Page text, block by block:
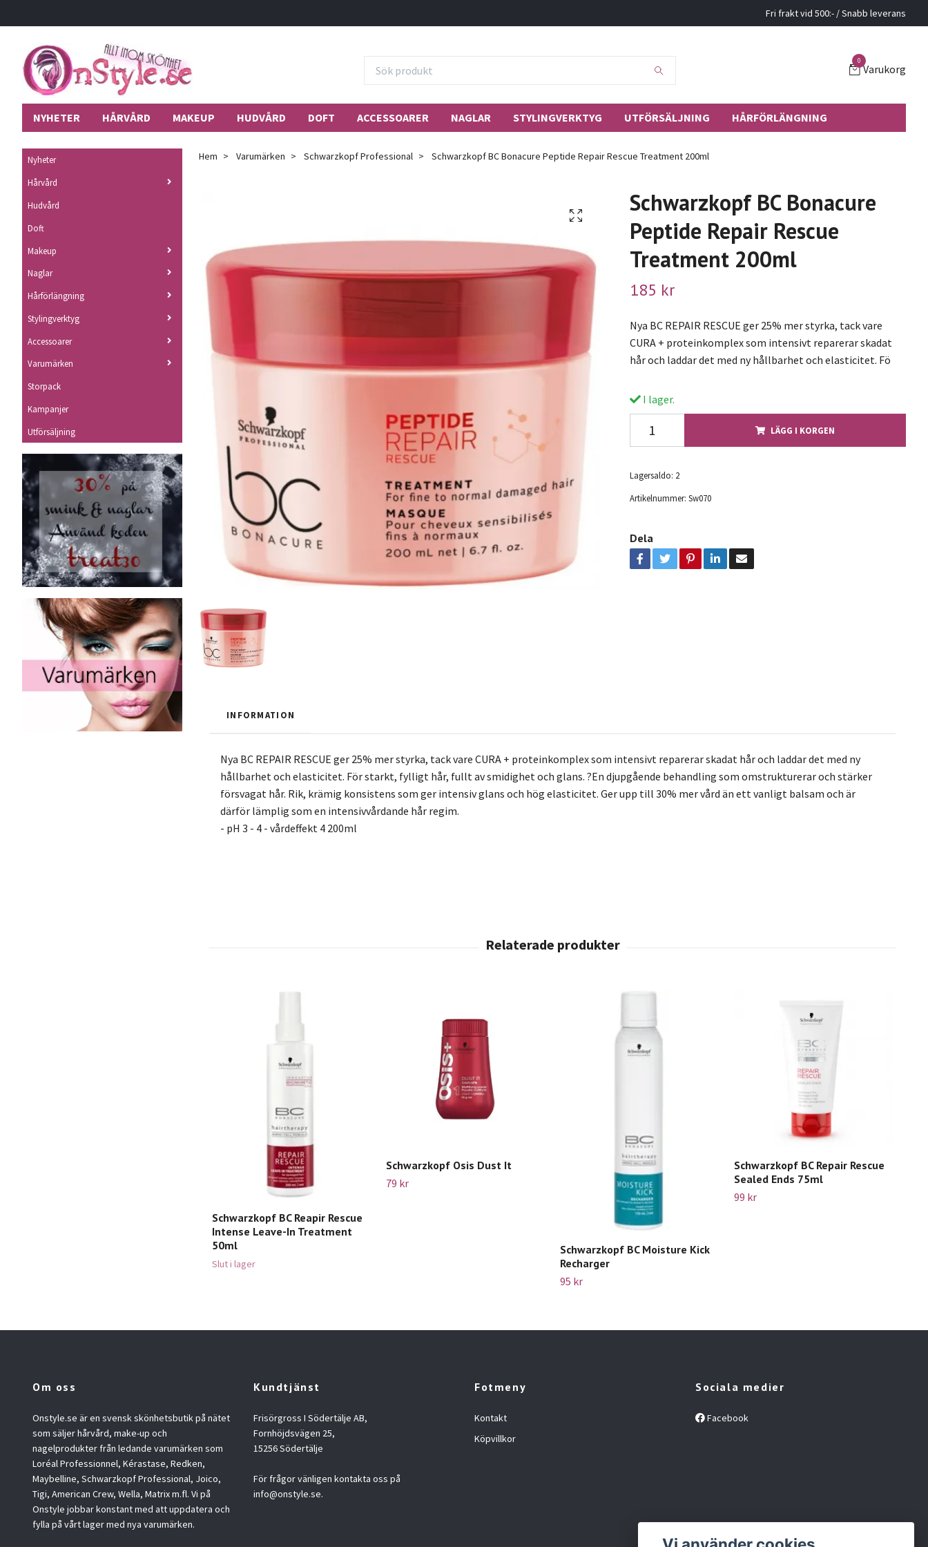
Fri frakt vid 500:- / Snabb leverans
0
Varukorg
NYHETER HÅRVÅRD MAKEUP HUDVÅRD DOFT ACCESSOARER NAGLAR STYLINGVERKTYG UTFÖRSÄLJNING HÅRFÖRLÄNGNING
Nyheter
Hårvård
Hudvård
Doft
Makeup
Naglar
Hårförlängning
Stylingverktyg
Accessoarer
Varumärken
Storpack
Kampanjer
Utförsäljning
Hem Varumärken Schwarzkopf Professional Schwarzkopf BC Bonacure Peptide Repair Rescue Treatment 200ml
Schwarzkopf BC Bonacure
Peptide Repair Rescue
Treatment 200ml
185 kr
Nya BC REPAIR RESCUE ger 25% mer styrka, tack vare
CURA + proteinkomplex som intensivt reparerar skadat
hår och laddar det med ny hållbarhet och elasticitet. Fö
I lager.
LÄGG I KORGEN
Lagersaldo: 2
Artikelnummer: Sw070
Dela
INFORMATION
Nya BC REPAIR RESCUE ger 25% mer styrka, tack vare CURA + proteinkomplex som intensivt reparerar skadat hår och laddar det med ny
hållbarhet och elasticitet. För starkt, fylligt hår, fullt av smidighet och glans. ?En djupgående behandling som omstrukturerar och stärker
försvagat hår. Rik, krämig konsistens som ger intensiv glans och hög elasticitet. Ger upp till 30% mer vård än ett vanligt balsam och är
därför lämplig som en intensivvårdande hår regim.
- pH 3 - 4 - vårdeffekt 4 200ml
Schwarzkopf BC Reapir Rescue
Intense Leave-In Treatment
50ml
Slut i lager
Schwarzkopf Osis Dust It
79 kr
Schwarzkopf BC Moisture Kick
Recharger
95 kr
Schwarzkopf BC Repair Rescue
Sealed Ends 75ml
99 kr
Om oss
Onstyle.se är en svensk skönhetsbutik på nätet
som säljer hårvård, make-up och
nagelprodukter från ledande varumärken som
Loréal Professionnel, Kérastase, Redken,
Maybelline, Schwarzkopf Professional, Joico,
Tigi, American Crew, Wella, Matrix m.fl. Vi på
Onstyle jobbar konstant med att uppdatera och
fylla på vårt lager med nya varumärken.
Kundtjänst
Frisörgross I Södertälje AB,
Fornhöjdsvägen 25,
15256 Södertälje
För frågor vänligen kontakta oss på
info@onstyle.se.
Fotmeny
Kontakt
Köpvillkor
Sociala medier
Facebook